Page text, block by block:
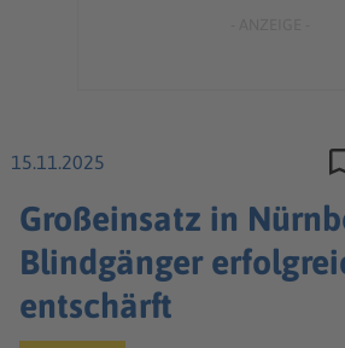
15.11.2025
Großeinsatz in
Blindgänger
entschärft